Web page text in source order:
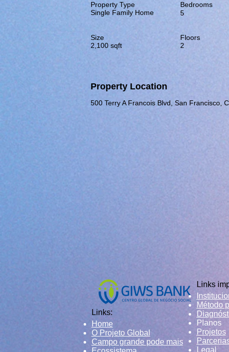
Property Type
Single Family Home
Bedrooms
5
Size
2,100 sqft
Floors
2
Property Location
500 Terry A Francois Blvd, San Francisco,
Links:
Home
O Projeto Global
​Campo grande pode mais
Links
​Método
Planos
Projetos
Legal